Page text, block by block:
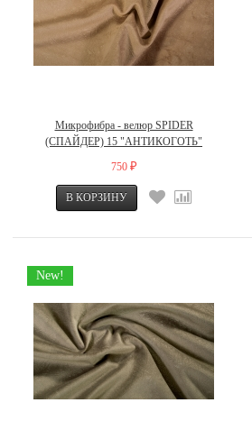
Микрофибра - велюр SPIDER
(СПАЙДЕР) 15 "АНТИКОГОТЬ"
750 ₽
New!